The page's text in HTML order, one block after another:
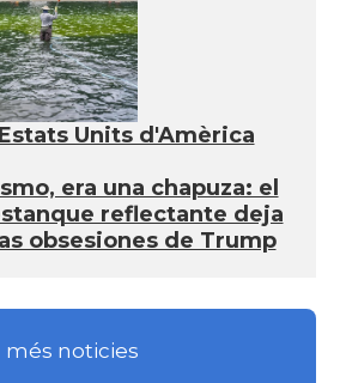
Units d'Amèrica
era una chapuza: el
reflectante deja
obsesiones de Trump
més noticies